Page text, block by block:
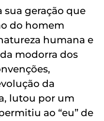
geração que
do homem
humana e
modorra dos
da
lutou por um
ao “eu” de